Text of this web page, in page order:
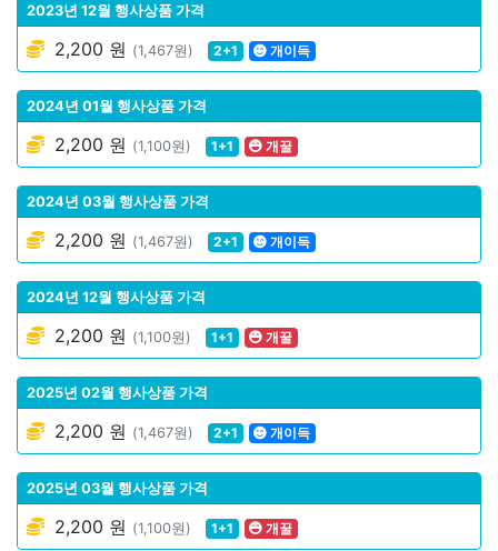
2023년 12월 행사상품 가격
2,200 원 (1,467원) 2+1 개이득
2024년 01월 행사상품 가격
2,200 원 (1,100원) 1+1 개꿀
2024년 03월 행사상품 가격
2,200 원 (1,467원) 2+1 개이득
2024년 12월 행사상품 가격
2,200 원 (1,100원) 1+1 개꿀
2025년 02월 행사상품 가격
2,200 원 (1,467원) 2+1 개이득
2025년 03월 행사상품 가격
2,200 원 (1,100원) 1+1 개꿀